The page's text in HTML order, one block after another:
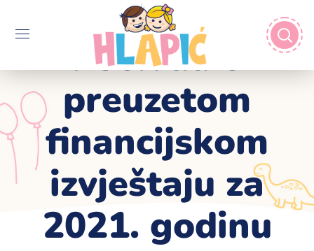
Potvrda o
preuzetom
financijskom
izvještaju za
2021. godinu